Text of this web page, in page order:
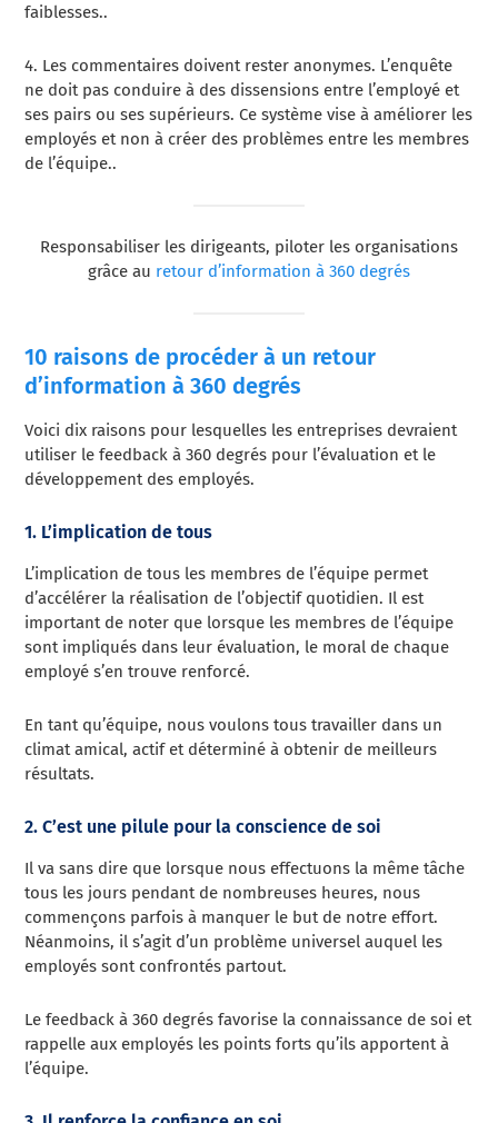
faiblesses..
4. Les commentaires doivent rester anonymes. L’enquête
ne doit pas conduire à des dissensions entre l’employé et
ses pairs ou ses supérieurs. Ce système vise à améliorer les
employés et non à créer des problèmes entre les membres
de l’équipe..
Responsabiliser les dirigeants, piloter les organisations
grâce au retour d’information à 360 degrés
10 raisons de procéder à un retour
d’information à 360 degrés
Voici dix raisons pour lesquelles les entreprises devraient
utiliser le feedback à 360 degrés pour l’évaluation et le
développement des employés.
1. L’implication de tous
L’implication de tous les membres de l’équipe permet
d’accélérer la réalisation de l’objectif quotidien. Il est
important de noter que lorsque les membres de l’équipe
sont impliqués dans leur évaluation, le moral de chaque
employé s’en trouve renforcé.
En tant qu’équipe, nous voulons tous travailler dans un
climat amical, actif et déterminé à obtenir de meilleurs
résultats.
2. C’est une pilule pour la conscience de soi
Il va sans dire que lorsque nous effectuons la même tâche
tous les jours pendant de nombreuses heures, nous
commençons parfois à manquer le but de notre effort.
Néanmoins, il s’agit d’un problème universel auquel les
employés sont confrontés partout.
Le feedback à 360 degrés favorise la connaissance de soi et
rappelle aux employés les points forts qu’ils apportent à
l’équipe.